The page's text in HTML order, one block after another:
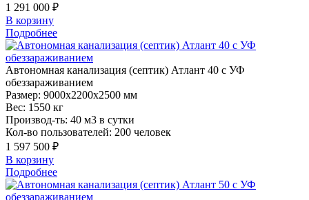
1 291 000 ₽
В корзину
Подробнее
Автономная канализация (септик) Атлант 40 с УФ
обеззараживанием
Размер: 9000x2200x2500 мм
Вес: 1550 кг
Производ-ть: 40 м3 в сутки
Кол-во пользователей: 200 человек
1 597 500 ₽
В корзину
Подробнее